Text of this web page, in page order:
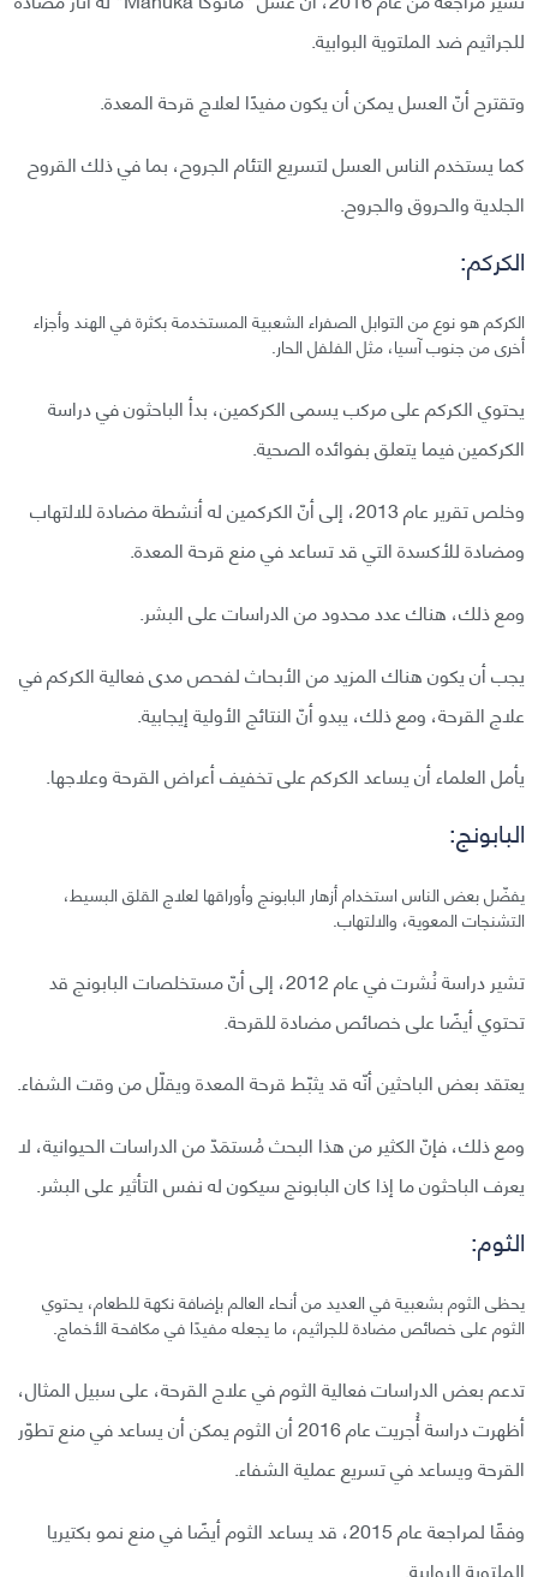
للجراثيم ضد الملتوية البوابية.
وتقترح أنّ العسل يمكن أن يكون مفيدًا لعلاج قرحة المعدة.
كما يستخدم الناس العسل لتسريع التئام الجروح، بما في ذلك القروح
الجلدية والحروق والجروح.
الكركم:
الكركم هو نوع من التوابل الصفراء الشعبية المستخدمة بكثرة في الهند وأجزاء
أخرى من جنوب آسيا، مثل الفلفل الحار.
يحتوي الكركم على مركب يسمى الكركمين، بدأ الباحثون في دراسة
الكركمين فيما يتعلق بفوائده الصحية.
وخلص تقرير عام 2013، إلى أنّ الكركمين له أنشطة مضادة للالتهاب
ومضادة للأكسدة التي قد تساعد في منع قرحة المعدة.
ومع ذلك، هناك عدد محدود من الدراسات على البشر.
يجب أن يكون هناك المزيد من الأبحاث لفحص مدى فعالية الكركم في
علاج القرحة، ومع ذلك، يبدو أنّ النتائج الأولية إيجابية.
يأمل العلماء أن يساعد الكركم على تخفيف أعراض القرحة وعلاجها.
البابونج:
يفضّل بعض الناس استخدام أزهار البابونج وأوراقها لعلاج القلق البسيط،
التشنجات المعوية، والالتهاب.
تشير دراسة نُشرت في عام 2012، إلى أنّ مستخلصات البابونج قد
تحتوي أيضًا على خصائص مضادة للقرحة.
يعتقد بعض الباحثين أنّه قد يثبّط قرحة المعدة ويقلّل من وقت الشفاء.
ومع ذلك، فإنّ الكثير من هذا البحث مُستمَدّ من الدراسات الحيوانية، لا
يعرف الباحثون ما إذا كان البابونج سيكون له نفس التأثير على البشر.
الثوم:
يحظى الثوم بشعبية في العديد من أنحاء العالم بإضافة نكهة للطعام، يحتوي
الثوم على خصائص مضادة للجراثيم، ما يجعله مفيدًا في مكافحة الأخماج.
تدعم بعض الدراسات فعالية الثوم في علاج القرحة، على سبيل المثال،
أظهرت دراسة أُجريت عام 2016 أن الثوم يمكن أن يساعد في منع تطوّر
القرحة ويساعد في تسريع عملية الشفاء.
وفقًا لمراجعة عام 2015، قد يساعد الثوم أيضًا في منع نمو بكتيريا
الملتوية البوابية.